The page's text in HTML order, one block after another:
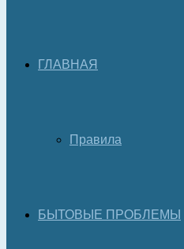
ГЛАВНАЯ
Правила
БЫТОВЫЕ ПРОБЛЕМЫ